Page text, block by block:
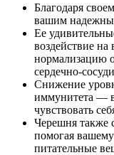
Благодаря
вашим
Ее
воздействие на
нормализацию
сердечно-
Снижение
иммунитета —
чувствовать
Черешня также
помогая
питательные